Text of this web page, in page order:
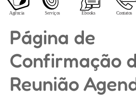
Página de
Confirmação
Reunião